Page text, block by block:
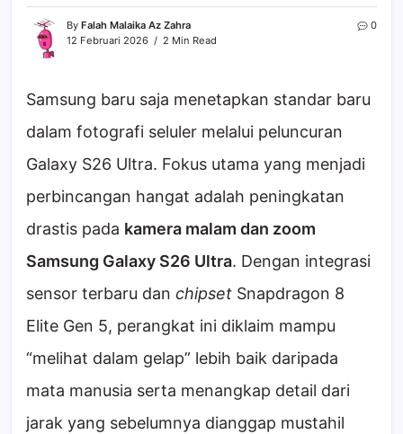
By Falah Malaika Az Zahra
12 Februari 2026
2 Min Read
0
Samsung baru saja menetapkan standar baru
dalam fotografi seluler melalui peluncuran
Galaxy S26 Ultra. Fokus utama yang menjadi
perbincangan hangat adalah peningkatan
drastis pada kamera malam dan zoom
Samsung Galaxy S26 Ultra. Dengan integrasi
sensor terbaru dan chipset Snapdragon 8
Elite Gen 5, perangkat ini diklaim mampu
“melihat dalam gelap” lebih baik daripada
mata manusia serta menangkap detail dari
jarak yang sebelumnya dianggap mustahil